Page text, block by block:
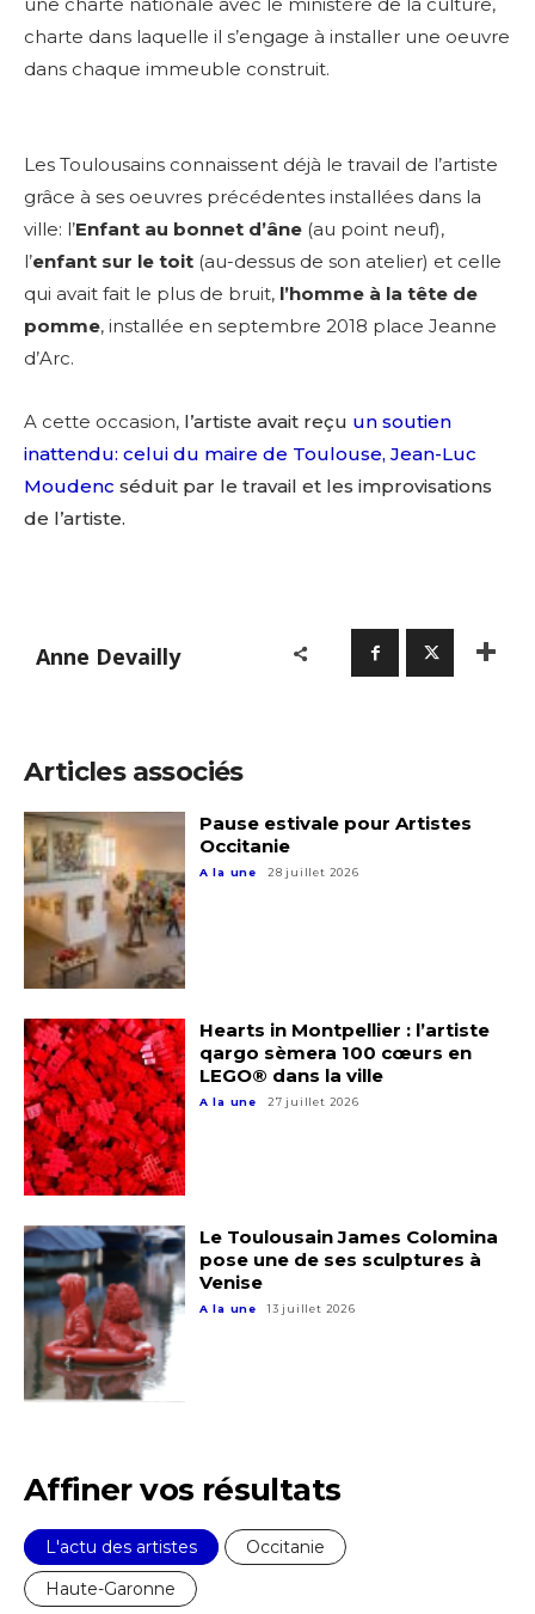
Nom
Prénom
Statut / Organisation
J'accepte les termes et conditions
* Champ obligatoire
Adresse email*
Nom
Prénom
J'accepte lestermes et conditions
* Champ obligatoire
charte dans laquelle il s’engage à installer une oeuvre
dans chaque immeuble construit.
Les Toulousains connaissent déjà le travail de l’artiste
grâce à ses oeuvres précédentes installées dans la
ville: l’Enfant au bonnet d’âne (au point neuf),
l’enfant sur le toit (au-dessus de son atelier) et celle
qui avait fait le plus de bruit, l’homme à la tête de
pomme, installée en septembre 2018 place Jeanne
d’Arc.
A cette occasion, l’artiste avait reçu un soutien
inattendu: celui du maire de Toulouse, Jean-Luc
Moudenc séduit par le travail et les improvisations
de l’artiste.
Anne Devailly
Articles associés
Pause estivale pour Artistes
Occitanie
A la une 28 juillet 2026
Hearts in Montpellier : l’artiste
qargo sèmera 100 cœurs en
LEGO® dans la ville
A la une 27 juillet 2026
Le Toulousain James Colomina
pose une de ses sculptures à
Venise
A la une 13 juillet 2026
Affiner vos résultats
L'actu des artistes
Occitanie
Haute-Garonne